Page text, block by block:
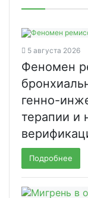
5 августа 2026
Феномен
генно-
терапии и
Подробнее